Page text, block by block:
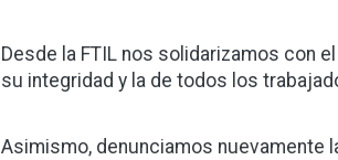
Desde la FTIL nos solidarizamos con
su integridad y la de todos los
Asimismo, denunciamos nuevamente